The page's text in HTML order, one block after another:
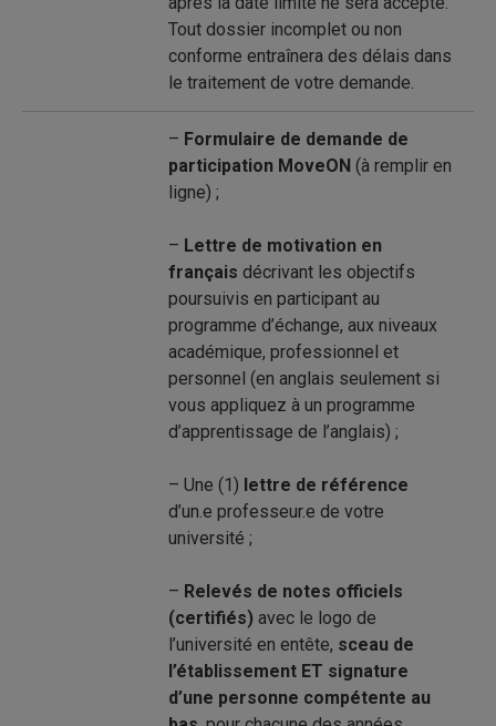
Tout dossier incomplet ou non
conforme entraînera des délais dans
le traitement de votre demande.
– Formulaire de demande de
participation MoveON (à remplir en
ligne) ;
– Lettre de motivation en
français décrivant les objectifs
poursuivis en participant au
programme d’échange, aux niveaux
académique, professionnel et
personnel (en anglais seulement si
vous appliquez à un programme
d’apprentissage de l’anglais) ;
– Une (1) lettre de référence
d’un.e professeur.e de votre
université ;
– Relevés de notes officiels
(certifiés) avec le logo de
l’université en entête, sceau de
l’établissement ET signature
d’une personne compétente au